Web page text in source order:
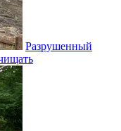
Разрушенный